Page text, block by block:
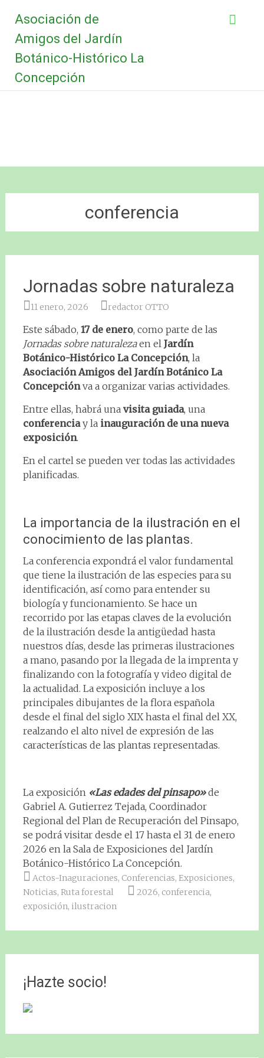
contenido
Asociación de
Amigos del Jardín
Botánico-Histórico La
Concepción
conferencia
Jornadas sobre naturaleza
11 enero, 2026 redactor OTTO
Este sábado, 17 de enero, como parte de las
Jornadas sobre naturalezaen el Jardín
Botánico-Histórico La Concepción, la
Asociación Amigos del Jardín Botánico La
Concepciónva a organizar varias actividades.
Entre ellas, habrá una visita guiada, una
conferenciay la inauguración de una nueva
exposición.
En el cartel se pueden ver todas las actividades
planificadas.
La importancia de la ilustración en el
conocimiento de las plantas.
La conferencia expondrá el valor fundamental
que tiene la ilustración de las especies para su
identificación, así como para entender su
biología y funcionamiento. Se hace un
recorrido por las etapas claves de la evolución
de la ilustración desde la antigüedad hasta
nuestros días, desde las primeras ilustraciones
a mano, pasando por la llegada de la imprenta y
finalizando con la fotografía y video digital de
la actualidad. La exposición incluye a los
principales dibujantes de la flora española
desde el final del siglo XIX hasta el final del XX,
realzando el alto nivel de expresión de las
características de las plantas representadas.
La exposición «Las edades del pinsapo»de
Gabriel A. Gutierrez Tejada, Coordinador
Regional del Plan de Recuperación del Pinsapo,
se podrá visitar desde el 17 hasta el 31 de enero
2026 en la Sala de Exposiciones del Jardín
Botánico-Histórico La Concepción.
Actos-Inaguraciones, Conferencias, Exposiciones,
Noticias, Ruta forestal 2026, conferencia,
exposición, ilustracion
¡Hazte socio!